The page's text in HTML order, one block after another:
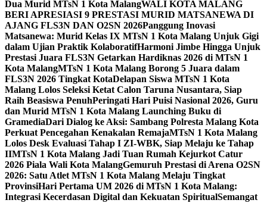
Dua Murid MTsN 1 Kota MalangWALI KOTA MALANG
BERI APRESIASI 9 PRESTASI MURID MATSANEWA DI
AJANG FLS3N DAN O2SN 2026Panggung Inovasi
Matsanewa: Murid Kelas IX MTsN 1 Kota Malang Unjuk Gigi
dalam Ujian Praktik KolaboratifHarmoni Jimbe Hingga Unjuk
Prestasi Juara FLS3N Getarkan Hardiknas 2026 di MTsN 1
Kota MalangMTsN 1 Kota Malang Borong 5 Juara dalam
FLS3N 2026 Tingkat KotaDelapan Siswa MTsN 1 Kota
Malang Lolos Seleksi Ketat Calon Taruna Nusantara, Siap
Raih Beasiswa PenuhPeringati Hari Puisi Nasional 2026, Guru
dan Murid MTsN 1 Kota Malang Launching Buku di
GramediaDari Dialog ke Aksi: Sambang Polresta Malang Kota
Perkuat Pencegahan Kenakalan RemajaMTsN 1 Kota Malang
Lolos Desk Evaluasi Tahap I ZI-WBK, Siap Melaju ke Tahap
IIMTsN 1 Kota Malang Jadi Tuan Rumah Kejurkot Catur
2026 Piala Wali Kota MalangGemuruh Prestasi di Arena O2SN
2026: Satu Atlet MTsN 1 Kota Malang Melaju Tingkat
ProvinsiHari Pertama UM 2026 di MTsN 1 Kota Malang:
Integrasi Kecerdasan Digital dan Kekuatan SpiritualSemangat